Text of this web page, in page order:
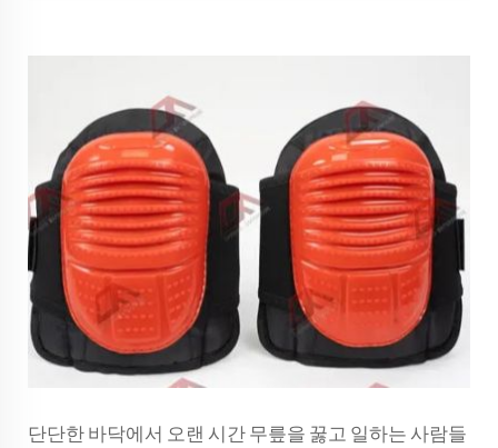
단단한 바닥에서 오랜 시간 무릎을 꿇고 일하는 사람들